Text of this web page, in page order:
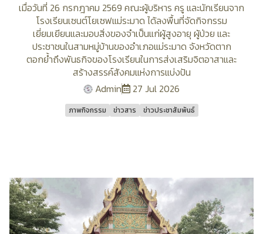
เมื่อวันที่ 26 กรกฎาคม 2569 คณะผู้บริหาร ครู และนักเรียนจาก
โรงเรียนเซนต์โยเซฟแม่ระมาด ได้ลงพื้นที่จัดกิจกรรม
เยี่ยมเยียนและมอบสิ่งของจำเป็นแก่ผู้สูงอายุ ผู้ป่วย และ
ประชาชนในสามหมู่บ้านของอำเภอแม่ระมาด จังหวัดตาก
ตอกย้ำถึงพันธกิจของโรงเรียนในการส่งเสริมจิตอาสาและ
สร้างสรรค์สังคมแห่งการแบ่งปัน
Admin
27 Jul 2026
ภาพกิจกรรม ข่าวสาร ข่าวประชาสัมพันธ์